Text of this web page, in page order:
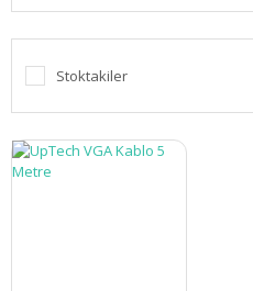
Stoktakiler